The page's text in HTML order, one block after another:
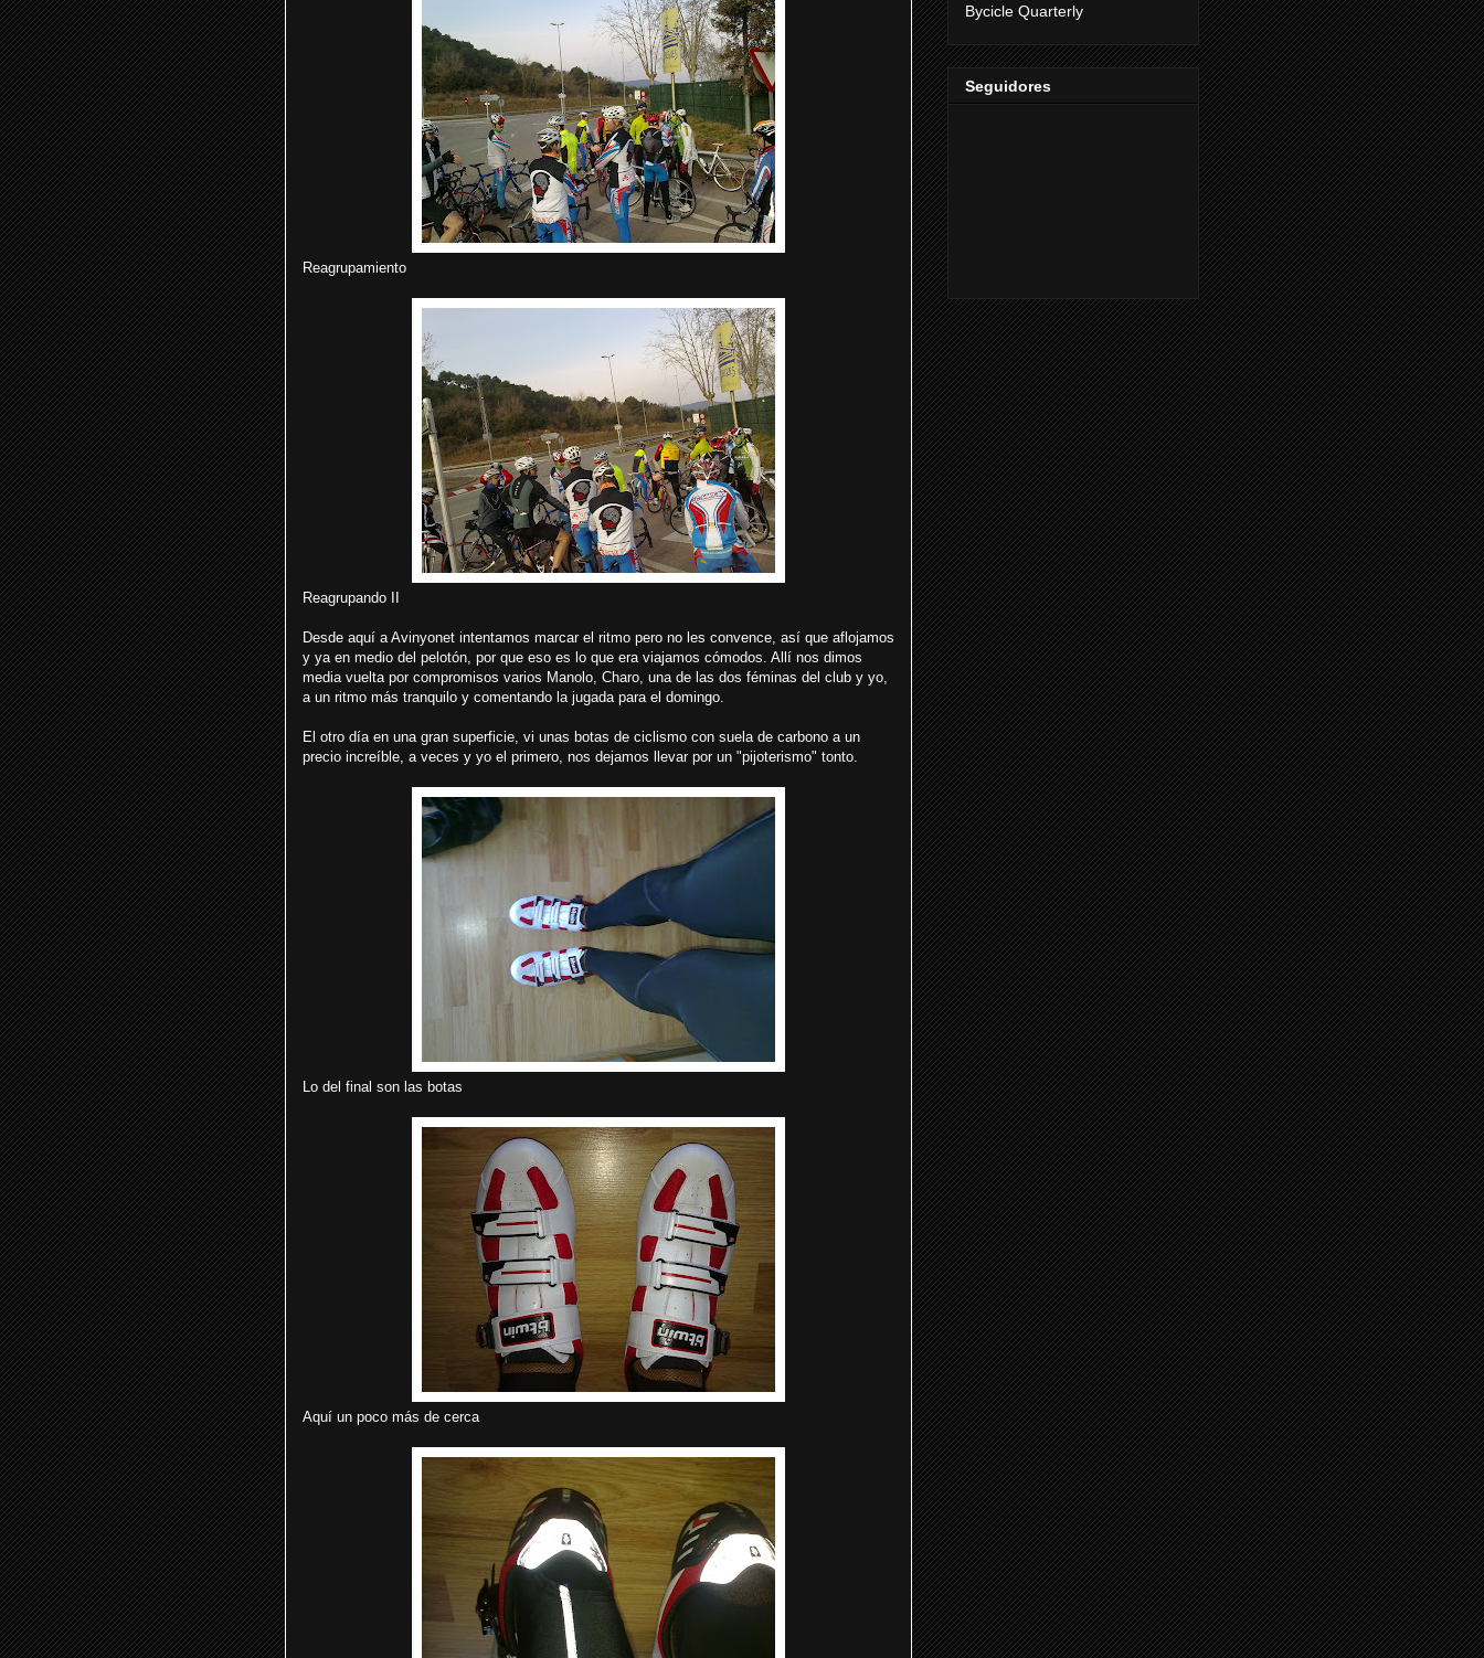
Reagrupamiento
Reagrupando II
Desde aquí a Avinyonet intentamos marcar el ritmo pero no les convence, así que aflojamos
y ya en medio del pelotón, por que eso es lo que era viajamos cómodos. Allí nos dimos
media vuelta por compromisos varios Manolo, Charo, una de las dos féminas del club y yo,
a un ritmo más tranquilo y comentando la jugada para el domingo.
El otro día en una gran superficie, vi unas botas de ciclismo con suela de carbono a un
precio increíble, a veces y yo el primero, nos dejamos llevar por un "pijoterismo" tonto.
Lo del final son las botas
Aquí un poco más de cerca
Bycicle Quarterly
Seguidores